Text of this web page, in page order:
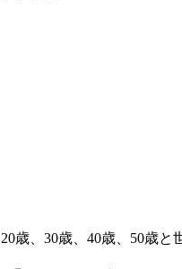
歳、30歳、40歳、50歳と